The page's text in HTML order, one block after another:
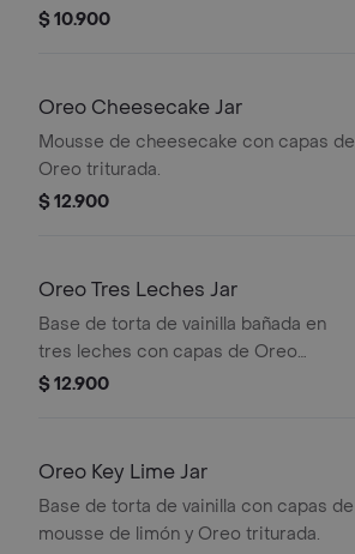
$ 10.900
Oreo Cheesecake Jar
Mousse de cheesecake con capas de
Oreo triturada.
$ 12.900
Oreo Tres Leches Jar
Base de torta de vainilla bañada en
tres leches con capas de Oreo
triturada.
$ 12.900
Oreo Key Lime Jar
Base de torta de vainilla con capas de
mousse de limón y Oreo triturada.